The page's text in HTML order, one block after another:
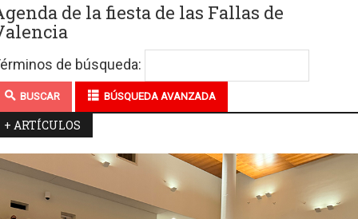
de la fiesta de las Fallas de
de búsqueda:
BUSCAR BÚSQUEDA AVANZADA
+ ARTÍCULOS